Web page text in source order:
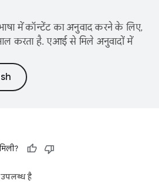
में कॉन्टेंट का अनुवाद करने के लिए,
करता है. एआई से मिले अनुवादों में
है